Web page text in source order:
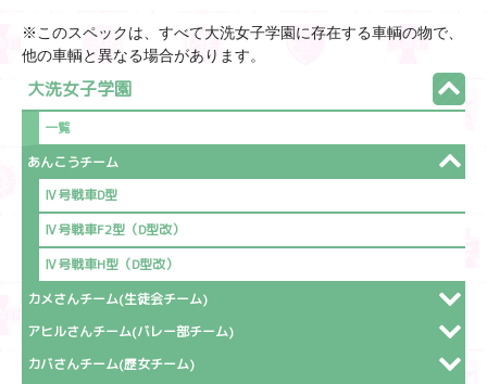
※このスペックは、すべて大洗女子学園に存在する車輌の物で、
他の車輌と異なる場合があります。
大洗女子学園
一覧
あんこうチーム
Ⅳ号戦車D型
Ⅳ号戦車F2型（D型改）
Ⅳ号戦車H型（D型改）
カメさんチーム(生徒会チーム)
アヒルさんチーム(バレー部チーム)
カバさんチーム(歴女チーム)